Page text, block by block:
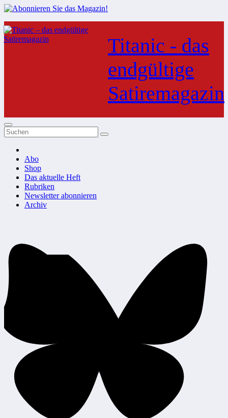
Zum
Inhalt
springen
Titanic - das
endgültige
Satiremagazin
Abo
Shop
Das aktuelle Heft
Rubriken
Newsletter abonnieren
Archiv